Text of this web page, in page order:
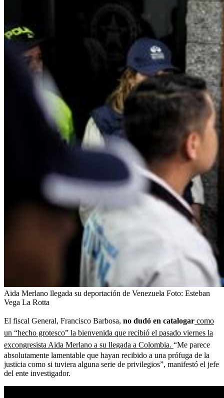
Aida Merlano llegada su deportación de Venezuela Foto: Esteban
Vega La Rotta
El fiscal General, Francisco Barbosa, no dudó en catalogar como
un “hecho grotesco” la bienvenida que recibió el pasado viernes la
excongresista Aida Merlano a su llegada a Colombia. “Me parece
absolutamente lamentable que hayan recibido a una prófuga de la
justicia como si tuviera alguna serie de privilegios”, manifestó el jefe
del ente investigador.